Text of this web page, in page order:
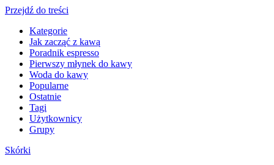
Przejdź do treści
Kategorie
Jak zacząć z kawą
Poradnik espresso
Pierwszy młynek do kawy
Woda do kawy
Popularne
Ostatnie
Tagi
Użytkownicy
Grupy
Skórki